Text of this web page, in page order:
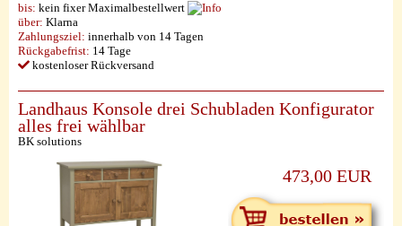
bis: kein fixer Maximalbestellwert
über: Klarna
Zahlungsziel: innerhalb von 14 Tagen
Rückgabefrist: 14 Tage
kostenloser Rückversand
Landhaus Konsole drei Schubladen Konfigurator
alles frei wählbar
BK solutions
473,00 EUR